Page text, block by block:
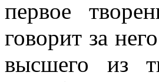
первое
говорит за
высшего из